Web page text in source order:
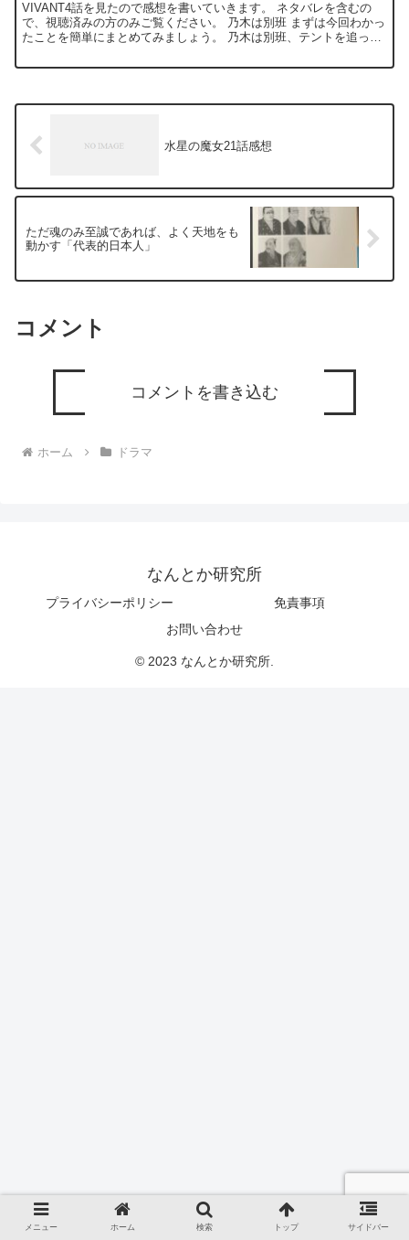
VIVANT4話を見たので感想を書いていきます。 ネタバレを含むの
で、視聴済みの方のみご覧ください。 乃木は別班 まずは今回わかっ
たことを簡単にまとめてみましょう。 乃木は別班、テントを追って
水星の魔女21話感想
ただ魂のみ至誠であれば、よく天地をも
動かす「代表的日本人」
コメント
コメントを書き込む
ホーム ドラマ
なんとか研究所
プライバシーポリシー
免責事項
お問い合わせ
© 2023 なんとか研究所.
メニュー ホーム 検索 トップ サイドバー